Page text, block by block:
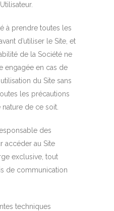
à prendre toutes les
d’utiliser le Site, et
de la Société ne
engagée en cas de
du Site sans
les précautions
de ce soit.
des
accéder au Site
exclusive, tout
de communication
techniques